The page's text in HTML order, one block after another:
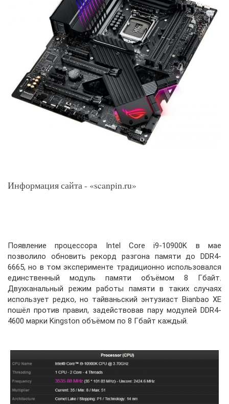
Информация сайта - «scanpin.ru»
Появление процессора Intel Core i9-10900K в мае
позволило обновить рекорд разгона памяти до DDR4-
6665, но в том эксперименте традиционно использовался
единственный модуль памяти объёмом 8 Гбайт.
Двухканальный режим работы памяти в таких случаях
использует редко, но тайваньский энтузиаст Bianbao XE
пошёл против правил, задействовав пару модулей DDR4-
4600 марки Kingston объёмом по 8 Гбайт каждый.